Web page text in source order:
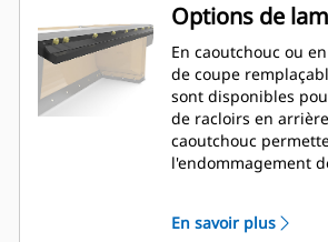
Options de
En caoutchouc ou
de coupe
sont disponibles
de racloirs en arrière. Les lames
caoutchouc
l'endommagement
glace dures et
En savoir plus